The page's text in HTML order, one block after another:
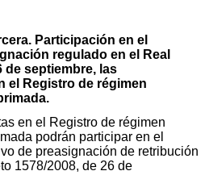
Participación en el
regulado en el Real
de septiembre, las
el Registro de régimen
en el Registro de régimen
podrán participar en el
de preasignación de retribución
1578/2008, de 26 de